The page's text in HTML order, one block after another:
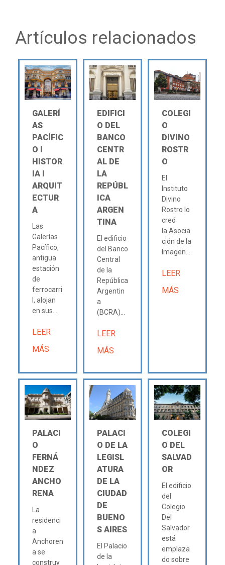
Artículos relacionados
GALERÍ
AS
PACÍFIC
O Ι
HISTOR
IA Ι
ARQUIT
ECTUR
A
Las
Galerías
Pacífico,
antigua
estación
de
ferrocarri
l, alojan
en sus...
LEER
MÁS
EDIFICI
O DEL
BANCO
CENTR
AL DE
LA
REPÚBL
ICA
ARGEN
TINA
El edificio
del Banco
Central
de la
República
Argentin
a
(BCRA)...
LEER
MÁS
COLEGI
O
DIVINO
ROSTR
O
El
Instituto
Divino
Rostro lo
creó
la Asocia
ción de la
Imagen...
LEER
MÁS
PALACI
O
FERNÁ
NDEZ
ANCHO
RENA
La
residenci
a
Anchoren
a se
construy
PALACI
O DE LA
LEGISL
ATURA
DE LA
CIUDAD
DE
BUENO
S AIRES
El Palacio
de la
COLEGI
O DEL
SALVAD
OR
El edificio
del
Colegio
Del
Salvador
está
emplaza
do sobre